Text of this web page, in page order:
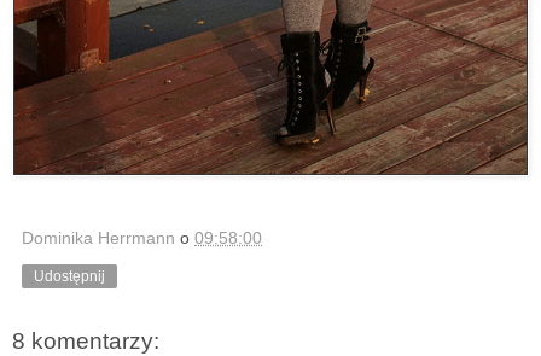
Dominika Herrmann o 09:58:00
Udostępnij
8 komentarzy: